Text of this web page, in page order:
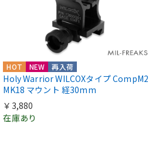
HOT NEW 再入荷
Holy Warrior WILCOXタイプ CompM2
MK18 マウント 経30mm
￥3,880
在庫あり